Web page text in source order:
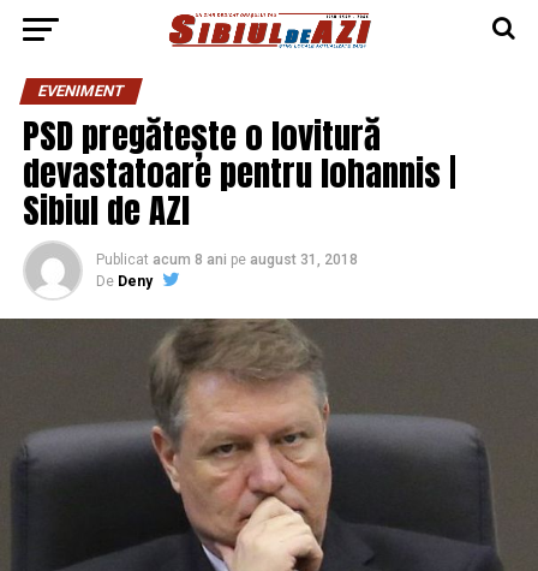
EVENIMENT
PSD pregătește o lovitură
devastatoare pentru Iohannis |
Sibiul de AZI
Publicat acum 8 ani pe august 31, 2018
De Deny